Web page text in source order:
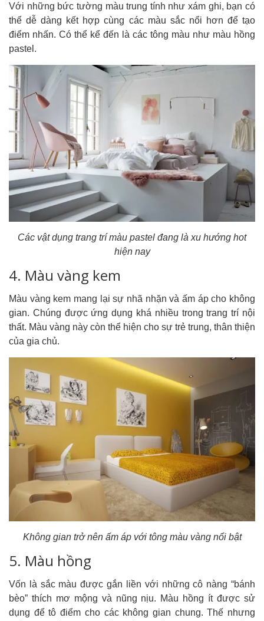
Với những bức tường màu trung tính như xám ghi, bạn có
thể dễ dàng kết hợp cùng các màu sắc nổi hơn để tạo
điểm nhấn. Có thể kể đến là các tông màu như màu hồng
pastel.
Các vật dụng trang trí màu pastel đang là xu hướng hot
hiện nay
4. Màu vàng kem
Màu vàng kem mang lại sự nhã nhặn và ấm áp cho không
gian. Chúng được ứng dụng khá nhiều trong trang trí nội
thất. Màu vàng này còn thể hiện cho sự trẻ trung, thân thiện
của gia chủ.
Không gian trở nên ấm áp với tông màu vàng nổi bật
5. Màu hồng
Vốn là sắc màu được gắn liền với những cô nàng “bánh
bèo” thích mơ mộng và nũng nịu. Màu hồng ít được sử
dụng để tô điểm cho các không gian chung. Thế nhưng